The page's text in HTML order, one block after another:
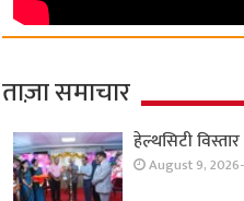
ताज़ा समाचार
हेल्थसिटी
August 9,